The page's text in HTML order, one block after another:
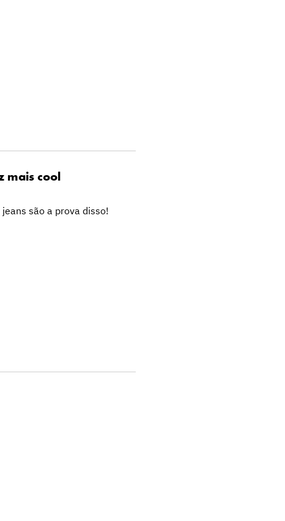
mais cool
são a prova disso!